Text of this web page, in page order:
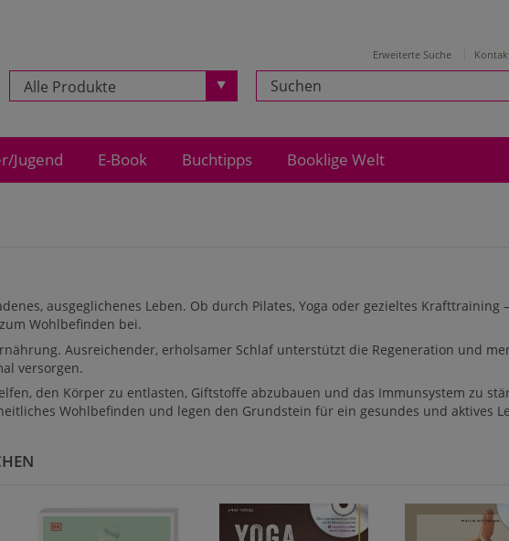
Erweiterte Suche
Alle Produkte
Jugend E-Book Buchtipps Booklige Welt
ausgeglichenes Leben. Ob durch Pilates, Yoga oder gezieltes Krafttraining
Wohlbefinden bei.
Ausreichender, erholsamer Schlaf unterstützt die Regeneration und
versorgen.
den Körper zu entlasten, Giftstoffe abzubauen und das Immunsystem zu
Wohlbefinden und legen den Grundstein für ein gesundes und aktives